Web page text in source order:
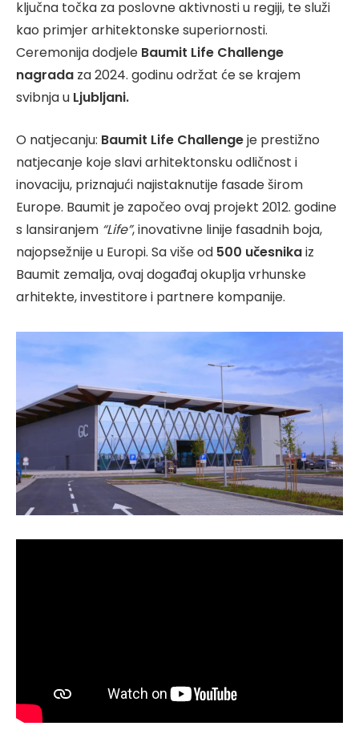
ključna točka za poslovne aktivnosti u regiji, te služi
kao primjer arhitektonske superiornosti.
Ceremonija dodjele Baumit Life Challenge
nagrada za 2024. godinu održat će se krajem
svibnja u Ljubljani.
O natjecanju: Baumit Life Challengeje prestižno
natjecanje koje slavi arhitektonsku odličnost i
inovaciju, priznajući najistaknutije fasade širom
Europe. Baumit je započeo ovaj projekt 2012. godine
s lansiranjem “Life”, inovativne linije fasadnih boja,
najopsežnije u Europi. Sa više od 500 učesnikaiz
Baumit zemalja, ovaj događaj okuplja vrhunske
arhitekte, investitore i partnere kompanije.